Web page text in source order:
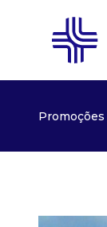
Promoções